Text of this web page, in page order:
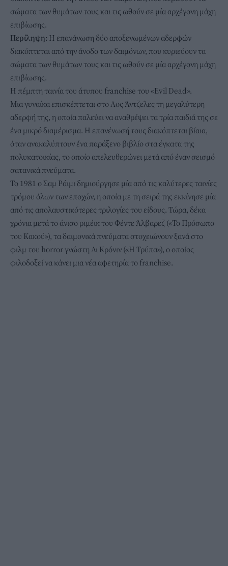
σώματα των θυμάτων τους και τις ωθούν σε μία αρχέγονη μάχη
επιβίωσης.
Περίληψη: Η επανάνωση δύο αποξενωμένων αδερφών
διακόπτεται από την άνοδο των δαιμόνων, που κυριεύουν τα
σώματα των θυμάτων τους και τις ωθούν σε μία αρχέγονη μάχη
επιβίωσης.
Η πέμπτη ταινία του άτυπου franchise του «Evil Dead».
Μια γυναίκα επισκέπτεται στο Λος Άντζελες τη μεγαλύτερη
αδερφή της, η οποία παλεύει να αναθρέψει τα τρία παιδιά της σε
ένα μικρό διαμέρισμα. Η επανένωσή τους διακόπτεται βίαια,
όταν ανακαλύπτουν ένα παράξενο βιβλίο στα έγκατα της
πολυκατοικίας, το οποίο απελευθερώνει μετά από έναν σεισμό
σατανικά πνεύματα.
Το 1981 ο Σαμ Ράιμι δημιούργησε μία από τις καλύτερες ταινίες
τρόμου όλων των εποχών, η οποία με τη σειρά της εκκίνησε μία
από τις απολαυστικότερες τριλογίες του είδους. Τώρα, δέκα
χρόνια μετά το άνισο ριμέικ του Φέντε Άλβαρεζ («Το Πρόσωπο
του Κακού»), τα δαιμονικά πνεύματα στοχειώνουν ξανά στο
φιλμ του horror γνώστη Λι Κρόνιν («Η Τρύπα»), ο οποίος
φιλοδοξεί να κάνει μια νέα αφετηρία το franchise.